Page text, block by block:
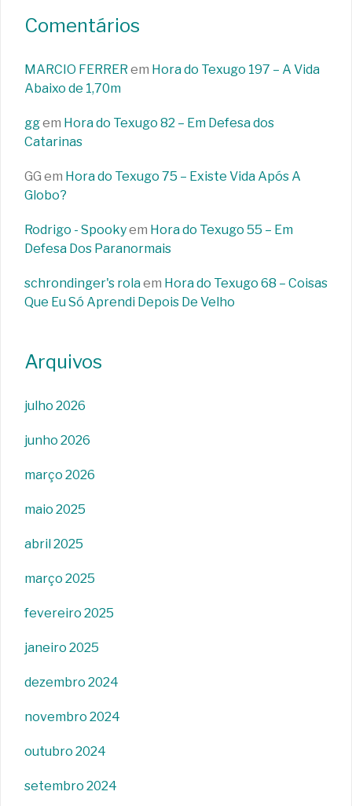
Comentários
MARCIO FERRER em Hora do Texugo 197 – A Vida
Abaixo de 1,70m
ggem Hora do Texugo 82 – Em Defesa dos
Catarinas
GG em Hora do Texugo 75 – Existe Vida Após A
Globo?
Rodrigo - Spookyem Hora do Texugo 55 – Em
Defesa Dos Paranormais
schrondinger's rolaem Hora do Texugo 68 – Coisas
Que Eu Só Aprendi Depois De Velho
Arquivos
julho 2026
junho 2026
março 2026
maio 2025
abril 2025
março 2025
fevereiro 2025
janeiro 2025
dezembro 2024
novembro 2024
outubro 2024
setembro 2024